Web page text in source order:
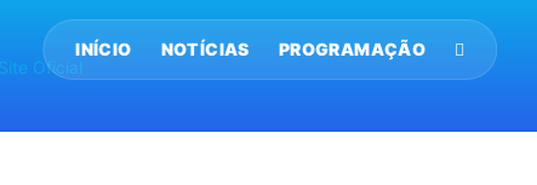
INÍCIO NOTÍCIAS PROGRAMAÇÃO